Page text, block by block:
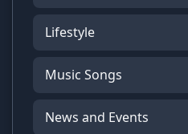
Lifestyle
Music Songs
News and Events